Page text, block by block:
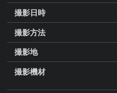
撮影日時
撮影方法
撮影地
撮影機材